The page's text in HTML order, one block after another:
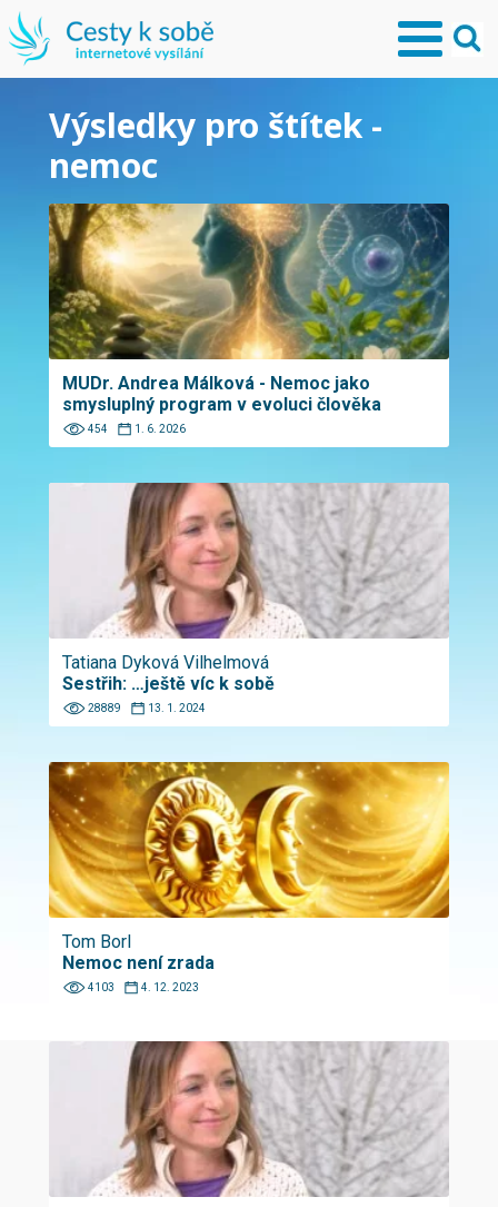
Výsledky pro štítek -
nemoc
MUDr. Andrea Málková - Nemoc jako
smysluplný program v evoluci člověka
454 1. 6. 2026
Tatiana Dyková Vilhelmová
Sestřih: …ještě víc k sobě
28889 13. 1. 2024
Tom Borl
Nemoc není zrada
4103 4. 12. 2023